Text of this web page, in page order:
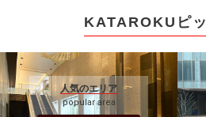
KATAROKUピ
人気のエリア
popular area